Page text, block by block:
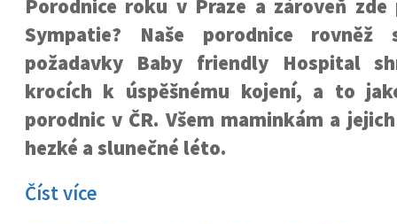
Porodnice roku v Praze a zároveň zde
Sympatie? Naše porodnice rovněž
požadavky Baby friendly Hospital
krocích k úspěšnému kojení, a to
porodnic v ČR. Všem maminkám a
hezké a slunečné léto.
Číst více